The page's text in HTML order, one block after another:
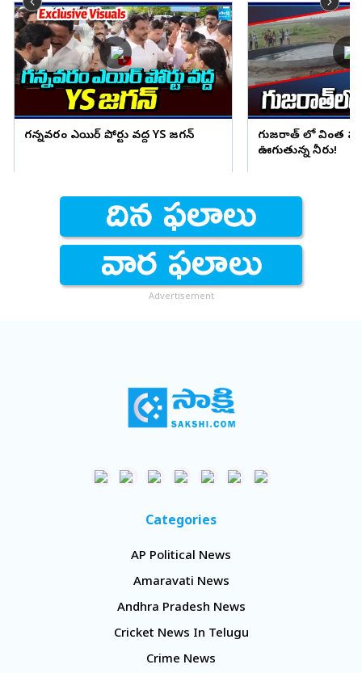
గన్నవరం ఎయిర్ పోర్టు వద్ద YS జగన్
గుజరాత్ లో వింత
ఊగుతున్న నీరు!
Advertisement
Categories
AP Political News
Amaravati News
Andhra Pradesh News
Cricket News In Telugu
Crime News